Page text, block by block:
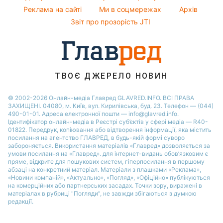
Потап
Новини Тернополя
Новини Черкаси
Новини Рівного
Усе про шоу-бізнес
Реклама на сайті
Ми в соцмережах
Архів
Звіт про прозорість JTI
ТВОЄ ДЖЕРЕЛО НОВИН
© 2002-2026 Онлайн-медіа Главред GLAVRED.INFO. ВСІ ПРАВА
ЗАХИЩЕНІ. 04080, м. Київ, вул. Кирилівська, буд. 23. Телефон — (044)
490-01-01. Адреса електронної пошти — info@glavred.info.
Ідентифікатор онлайн-медіа в Реєстрі суб’єктів у сфері медіа — R40-
01822. Передрук, копіювання або відтворення інформації, яка містить
посилання на агентство ГЛАВРЕД, в будь-якій формi суворо
забороняється. Використання матеріалів «Главред» дозволяється за
умови посилання на «Главред». для інтернет-видань обов’язковим є
пряме, відкрите для пошукових систем, гіперпосилання в першому
абзаці на конкретний матеріал. Матеріали з плашками «Реклама»,
«Новини компаній», «Актуально», «Погляд», «Офіційно» публікуються
на комерційних або партнерських засадах. Точки зору, виражені в
матеріалах в рубриці "Погляди", не завжди збігаються з думкою
редакції.